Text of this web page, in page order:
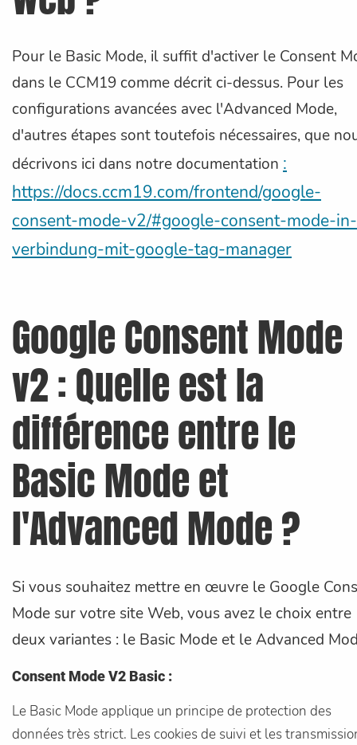
Pour le Basic Mode, il suffit d'activer le Consent
dans le CCM19 comme décrit ci-dessus. Pour les
configurations avancées avec l'Advanced Mode,
d'autres étapes sont toutefois nécessaires, que
décrivons ici dans notre documentation :
https://docs.ccm19.com/frontend/google-
consent-mode-v2/#google-consent-mode-in-
verbindung-mit-google-tag-manager
Google Consent Mode
v2 : Quelle est la
différence entre le
Basic Mode et
l'Advanced Mode ?
Si vous souhaitez mettre en œuvre le Google
Mode sur votre site Web, vous avez le choix entre
deux variantes : le Basic Mode et le Advanced
Consent Mode V2 Basic :
Le Basic Mode applique un principe de protection des
données très strict. Les cookies de suivi et les